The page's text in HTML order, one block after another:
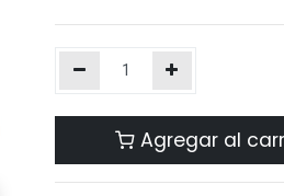
Agregar al